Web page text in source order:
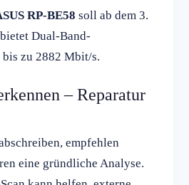
RP-BE58 soll ab dem 3.
Dual-Band-
zu 2882 Mbit/s.
– Reparatur
empfehlen
eine gründliche Analyse.